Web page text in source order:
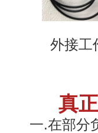
外接工
真
一.在部分